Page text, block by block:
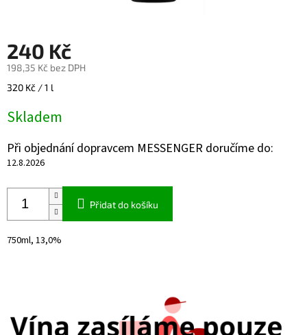
240 Kč
198,35 Kč bez DPH
Měrná
320 Kč / 1 l
Skladem
Při objednání dopravcem MESSENGER doručíme do:
12.8.2026
Přidat do košíku
750ml, 13,0%